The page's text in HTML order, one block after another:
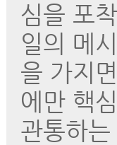
심을 포
일의 메
을 가지
에만 핵
관통하